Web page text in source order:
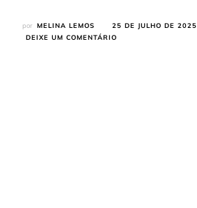
por MELINA LEMOS
25 DE JULHO DE 2025
DEIXE UM COMENTÁRIO